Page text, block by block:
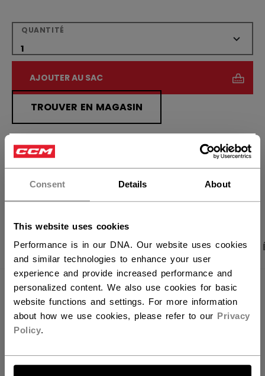
Consent Details About
This website uses cookies
Performance is in our DNA. Our website uses cookies
and similar technologies to enhance your user
experience and provide increased performance and
personalized content. We also use cookies for basic
website functions and settings. For more information
about how we use cookies, please refer to our Privacy
Policy.
Vous souhaitez expédier des
produits aux États-Unis ?
ALLONS-Y !
QUANTITÉ
AJOUTER AU SAC
TROUVER EN MAGASIN
Politique de livraison Retours gratuits
OUVRIR LES
PHOTOS DU PRODUIT CARACTÉRISTIQUES
CARACTÉRISTIQUES
IDENTIFICATION
JRS5TW-AD
COLLECTION
Team